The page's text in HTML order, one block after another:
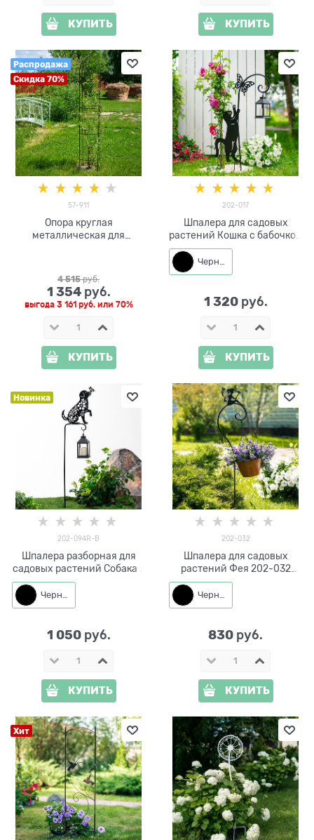
КУПИТЬ КУПИТЬ
Распродажа
Скидка 70%
57-911
Опора круглая
металлическая для
4 515 руб.
1 354 руб.
выгода 3 161 руб.или 70%
КУПИТЬ
202-017
Шпалера для садовых
растений Кошка с бабочкой
202-017 h=100 см
Черный
1 320 руб.
КУПИТЬ
Новинка
202-094R-B
Шпалера разборная для
садовых растений Собака с
бабочкой 202-094R h=125
Черный
1 050 руб.
КУПИТЬ
202-032
Шпалера для садовых
растений Фея 202-032
h=118 см
Черный
830 руб.
КУПИТЬ
Хит